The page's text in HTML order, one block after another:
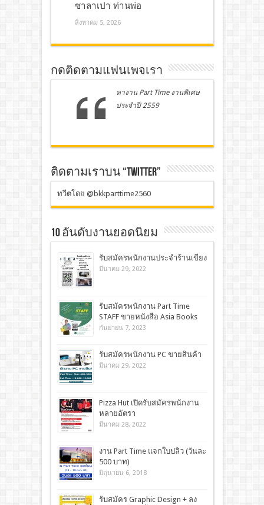
ซาลาเปา ท่านพ่อ
สิงหาคม 5, 2026
กดติดตามแฟนเพจเรา
หางาน Part Time งานพิเศษ
ประจำปี 2559
ติดตามเราบน “TWITTER”
ทวีตโดย @bkkparttime2560
10 อันดับงานยอดนิยม
รับสมัครพนักงานประจำร้านเขียง
มีนาคม 29, 2022
รับสมัครพนักงาน Part Time
STAFF ขายหนังสือ Asia Books
กันยายน 7, 2023
รับสมัครพนักงาน PC ขายสินค้า
มีนาคม 29, 2022
Pizza Hut เปิดรับสมัครพนักงาน
หลายอัตรา
มีนาคม 28, 2022
งาน Part Time แจกใบปลิว (วันละ
500 บาท)
มิถุนายน 6, 2018
รับสมัคร Graphic Design + ลง